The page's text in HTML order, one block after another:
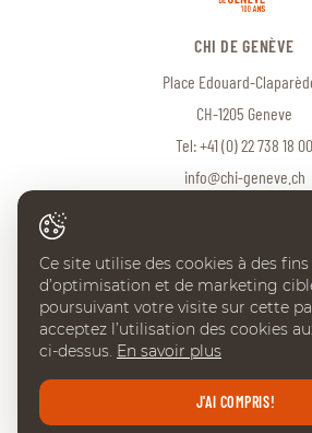
CHI DE GENÈVE
Place Edouard-
CH-1205 Geneve
Tel:+41 (0) 22 738 18 00
info@chi-geneve.ch
© 2026 CHI de Genève. Tous
Created with♥byArtionet· Generated
Ce site utilise des cookies à des
d’optimisation et de marketing
poursuivant votre visite sur cette
acceptez l’utilisation des cookies
ci-dessus. En savoir plus
J'AI COMPRIS!